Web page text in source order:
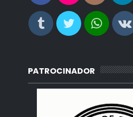
PATROCINADOR